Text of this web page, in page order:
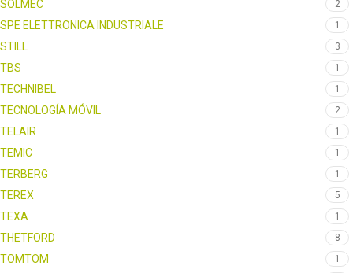
SOLMEC 2
SPE ELETTRONICA INDUSTRIALE 1
STILL 3
TBS 1
TECHNIBEL 1
TECNOLOGÍA MÓVIL 2
TELAIR 1
TEMIC 1
TERBERG 1
TEREX 5
TEXA 1
THETFORD 8
TOMTOM 1